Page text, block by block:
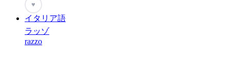
♥
イタリア語
ラッゾ
razzo